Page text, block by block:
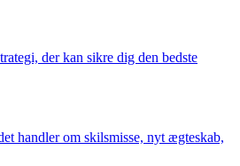
der kan sikre dig den bedste
handler om skilsmisse, nyt ægteskab,